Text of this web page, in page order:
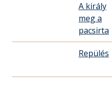
A király
meg a
pacsirta
Repülés